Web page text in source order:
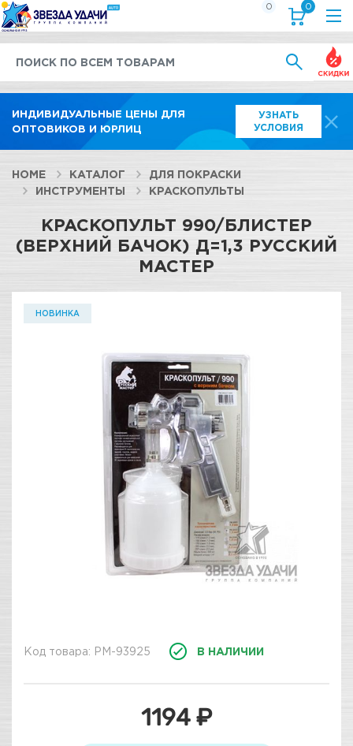
ИНДИВИДУАЛЬНЫЕ ЦЕНЫ ДЛЯ
ОПТОВИКОВ И ЮРЛИЦ
УЗНАТЬ
УСЛОВИЯ
0 0
HOME КАТАЛОГ
ДЛЯ ПОКРАСКИ
ИНСТРУМЕНТЫ
КРАСКОПУЛЬТЫ
КРАСКОПУЛЬТ 990/БЛИСТЕР
(ВЕРХНИЙ БАЧОК) Д=1,3 РУССКИЙ
МАСТЕР
НОВИНКА
Код товара: РМ-93925 В НАЛИЧИИ
1194 ₽